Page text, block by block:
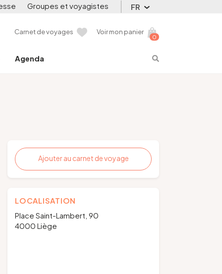
Groupes et voyagistes FR
Carnet de voyages
0
Voir mon panier
Agenda
Ajouter au carnet de voyage
LOCALISATION
Place Saint-Lambert, 90
4000 Liège